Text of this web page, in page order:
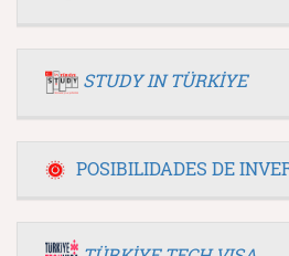
STUDY IN TÜRKİYE
POSIBILIDADES DE